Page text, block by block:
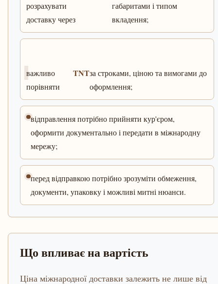
розрахувати
доставку через
габаритами і типом
вкладення;
важливо
порівняти
TNTза строками, ціною та вимогами до
оформлення;
відправлення потрібно прийняти кур'єром,
оформити документально і передати в міжнародну
мережу;
перед відправкою потрібно зрозуміти обмеження,
документи, упаковку і можливі митні нюанси.
Що впливає на вартість
Ціна міжнародної доставки залежить не лише від